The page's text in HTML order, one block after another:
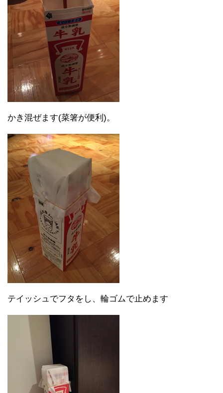
かき混ぜます(菜箸が便利)。
テイッシュでフタをし、輪ゴムで止めます